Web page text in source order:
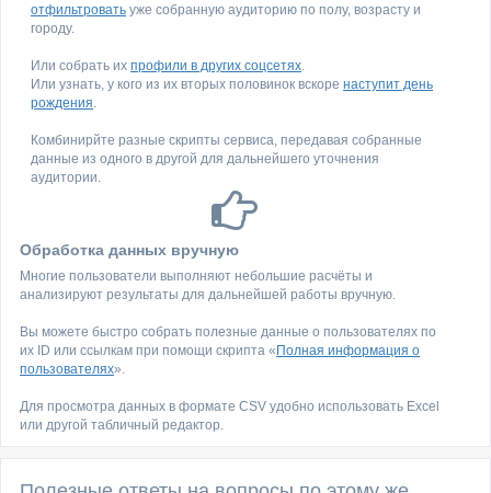
отфильтровать уже собранную аудиторию по полу, возрасту и
городу.
Или собрать их профили в других соцсетях.
Или узнать, у кого из их вторых половинок вскоре наступит день
рождения.
Комбинирйте разные скрипты сервиса, передавая собранные
данные из одного в другой для дальнейшего уточнения
аудитории.
Обработка данных вручную
Многие пользователи выполняют небольшие расчёты и
анализируют результаты для дальнейшей работы вручную.
Вы можете быстро собрать полезные данные о пользователях по
их ID или ссылкам при помощи скрипта « Полная информация о
пользователях».
Для просмотра данных в формате CSV удобно использовать Excel
или другой табличный редактор.